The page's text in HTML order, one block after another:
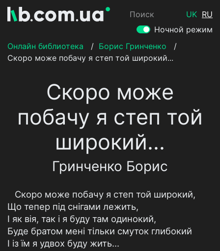
Поиск UK RU
Ночной режим
Онлайн библиотека
/ Борис Гринченко
/
Скоро може побачу я степ той широкий...
Скоро може
побачу я степ той
широкий...
Гринченко Борис
Скоро може побачу я степ той широкий,
Що тепер під снігами лежить,
І як вія, так і я буду там одинокий,
Буде братом мені тільки смуток глибокий
І із їм я удвох буду жить...